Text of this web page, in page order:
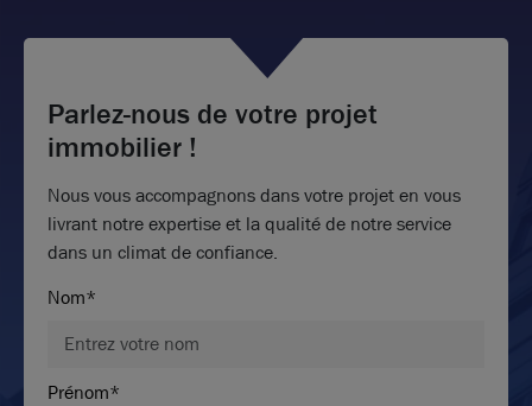
Parlez-nous de votre projet
immobilier !
Nous vous accompagnons dans votre projet en vous
livrant notre expertise et la qualité de notre service
dans un climat de confiance.
Nom*
Prénom*